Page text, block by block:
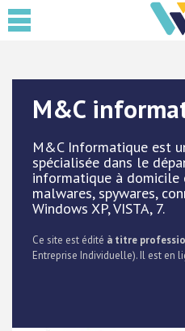
M&C
M&C Informatique est
spécialisée dans le
informatique à domicile
malwares, spywares,
Windows XP, VISTA, 7.
Ce site est édité à titre
Entreprise Individuelle). Il est en